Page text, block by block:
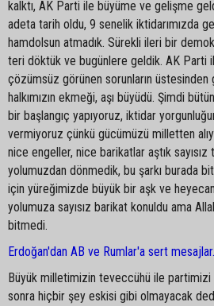
kalktı, AK Parti ile büyüme ve gelişme
adeta tarih oldu, 9 senelik iktidarımızda
hamdolsun atmadık. Sürekli ileri bir
teri döktük ve bugünlere geldik. AK Parti
çözümsüz görünen sorunların
halkımızın ekmeği, aşı büyüdü. Şimdi
bir başlangıç yapıyoruz, iktidar
vermiyoruz çünkü gücümüzü milletten
nice engeller, nice barikatlar aştık
yolumuzdan dönmedik, bu şarkı burada
için yüreğimizde büyük bir aşk ve
yolumuza sayısız barikat konuldu ama
bitmedi.
Erdoğan'dan AB ve Rumlar'a sert
Büyük milletimizin teveccühü ile partimizi
sonra hiçbir şey eskisi gibi olmayacak